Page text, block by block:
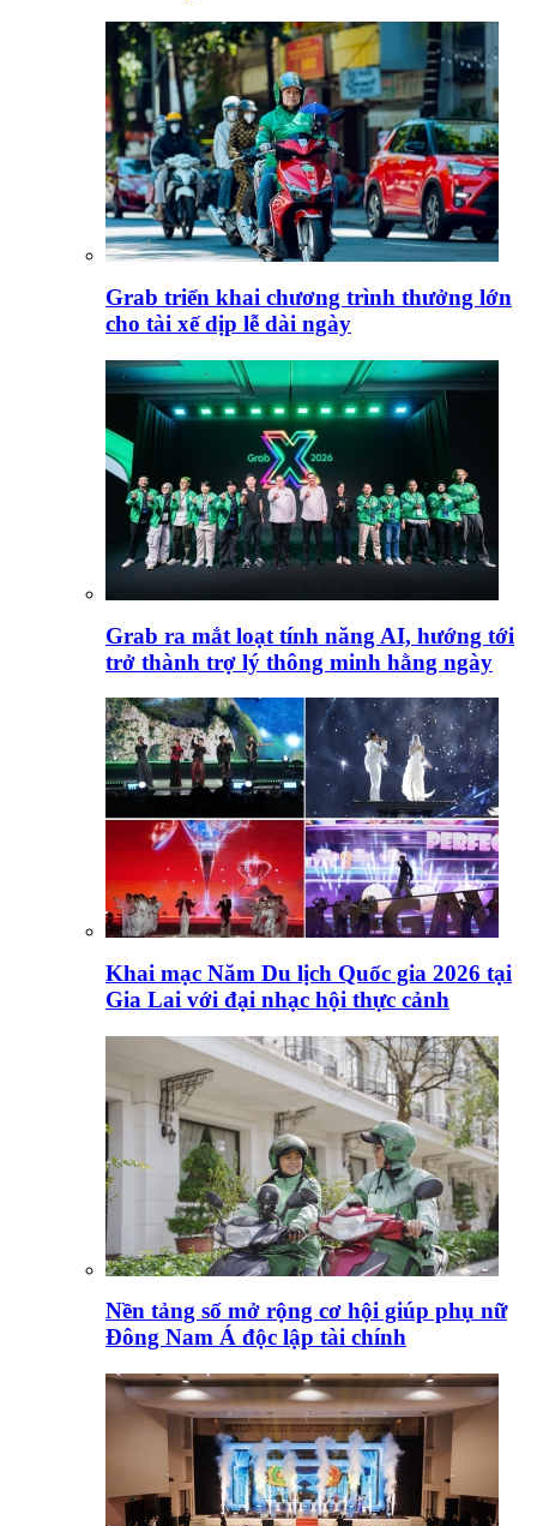
Grab triển khai chương trình thưởng lớn
cho tài xế dịp lễ dài ngày
Grab ra mắt loạt tính năng AI, hướng tới
trở thành trợ lý thông minh hằng ngày
Khai mạc Năm Du lịch Quốc gia 2026 tại
Gia Lai với đại nhạc hội thực cảnh
Nền tảng số mở rộng cơ hội giúp phụ nữ
Đông Nam Á độc lập tài chính